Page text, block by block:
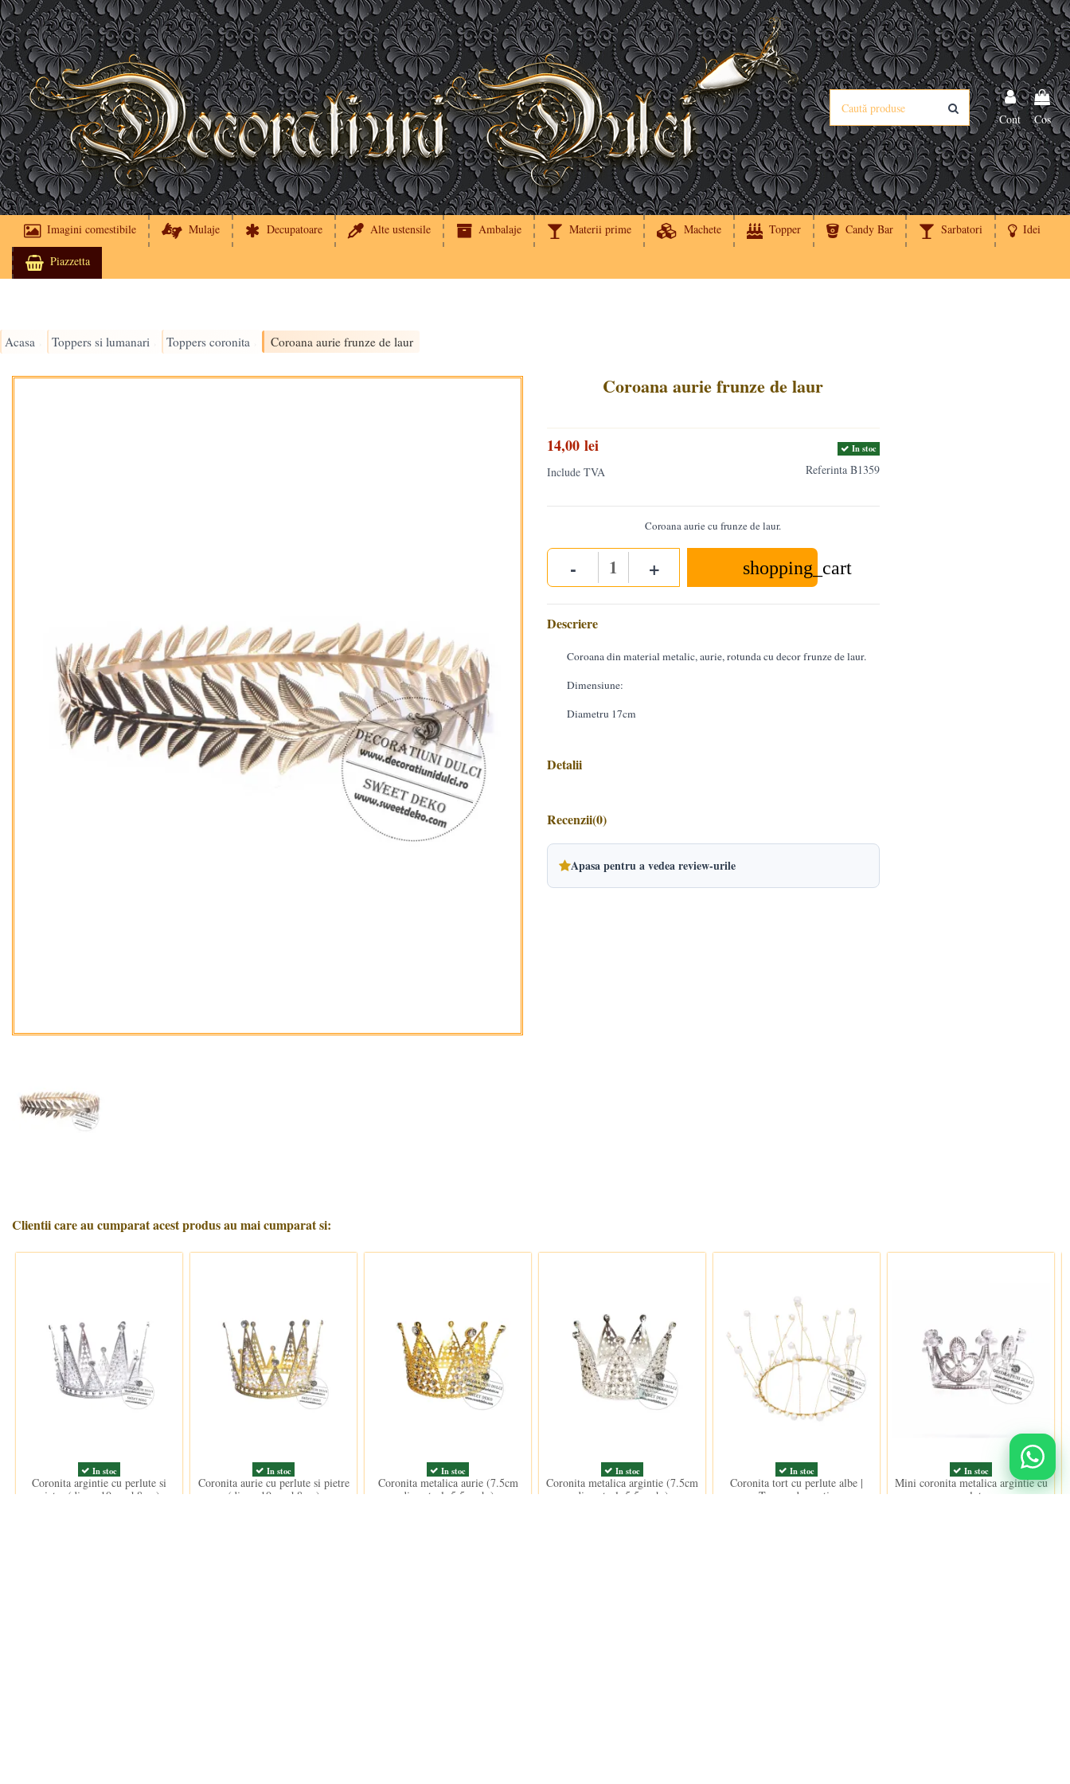
Cont Cos
Imagini comestibile Mulaje Decupatoare Alte ustensile Ambalaje Materii prime Machete Topper Candy Bar Sarbatori Idei
Piazzetta
Acasa Toppers si lumanari Toppers coronita Coroana aurie frunze de laur
Coroana aurie frunze de laur
Referinta B1359
In stoc
14,00 lei
Include TVA
Coroana aurie cu frunze de laur.
- Quantity
+ shopping_cart
Descriere
Coroana din material metalic, aurie, rotunda cu decor frunze de laur.
Dimensiune:
Diametru 17cm
Detalii
Recenzii(0)
Apasa pentru a vedea review-urile
Clientii care au cumparat acest produs au mai cumparat si:
In stoc
Coronita argintie cu perlute si
pietre (diam. 10cm, h8cm)
In stoc
Coronita aurie cu perlute si pietre
(diam. 10cm, h8cm)
In stoc
Coronita metalica aurie (7.5cm
diametrul, 5.5cm h.)
In stoc
Coronita metalica argintie (7.5cm
diametrul, 5.5cm h.)
In stoc
Coronita tort cu perlute albe |
Topper decorativ
In stoc
Mini coronita metalica argintie cu
perlute